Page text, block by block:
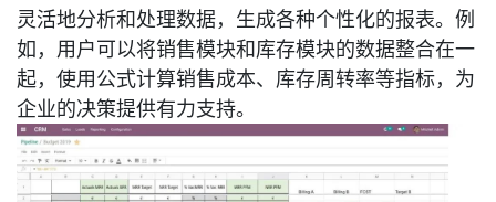
灵活地分析和处理数据，生成各种个性化的报表。例
如，用户可以将销售模块和库存模块的数据整合在一
起，使用公式计算销售成本、库存周转率等指标，为
企业的决策提供有力支持。